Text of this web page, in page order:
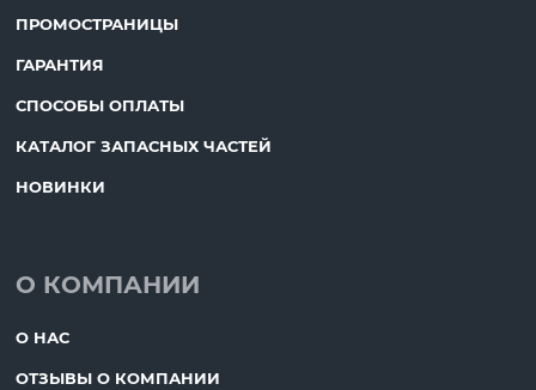
ПРОМОСТРАНИЦЫ
ГАРАНТИЯ
СПОСОБЫ ОПЛАТЫ
КАТАЛОГ ЗАПАСНЫХ ЧАСТЕЙ
НОВИНКИ
О КОМПАНИИ
О НАС
ОТЗЫВЫ О КОМПАНИИ